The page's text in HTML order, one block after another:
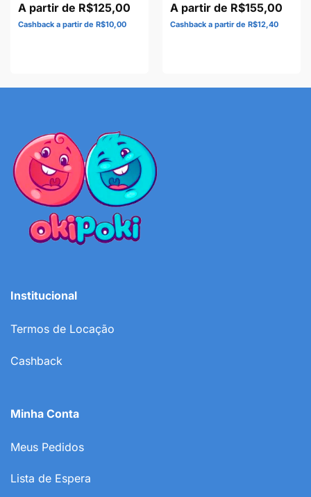
R$125,00
R$10,00
R$155,00
R$12,40
Institucional
Termos de Locação
Cashback
Minha Conta
Meus Pedidos
Lista de Espera